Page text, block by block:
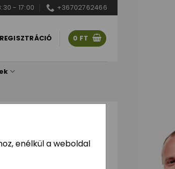
enélkül a weboldal
- 17:00 +36702762466
0 FT